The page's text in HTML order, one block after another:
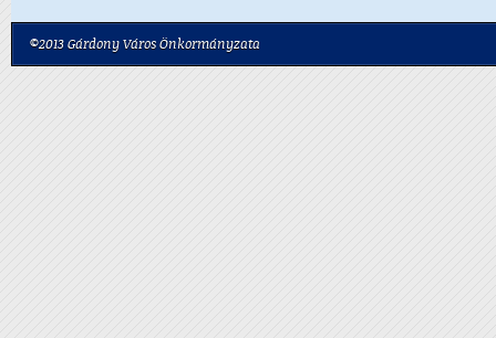
©2013 Gárdony Város Önkormányzata